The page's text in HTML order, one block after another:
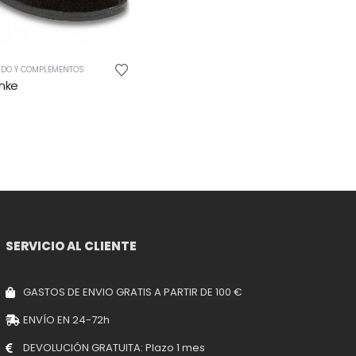
Y COMPLEMENTOS
SERVICIO AL CLIENTE
GASTOS DE ENVIO GRATIS A PARTIR DE 100 €
ENVÍO EN 24-72h
DEVOLUCIÓN GRATUITA: Plazo 1 mes